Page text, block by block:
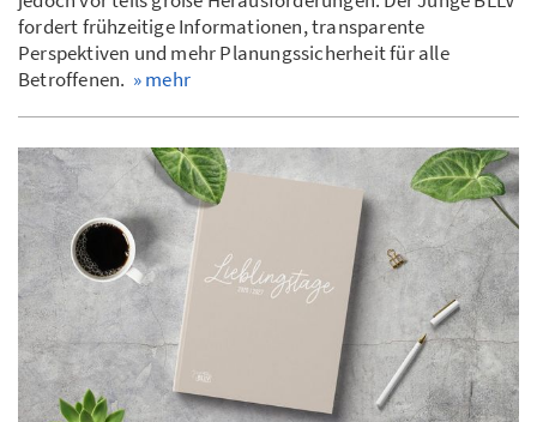
fordert frühzeitige Informationen, transparente
Perspektiven und mehr Planungssicherheit für alle
Betroffenen. » mehr